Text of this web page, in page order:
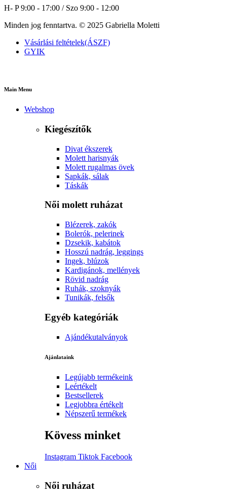
H- P 9:00 - 17:00 / Szo 9:00 - 12:00
Minden jog fenntartva. © 2025 Gabriella Moletti
Vásárlási feltételek(ÁSZF)
GYIK
Main Menu
Webshop
Kiegészítők
Divat ékszerek
Molett harisnyák
Molett rugalmas övek
Sapkák, sálak
Táskák
Női molett ruházat
Blézerek, zakók
Bolerók, pelerinek
Dzsekik, kabátok
Hosszú nadrág, leggings
Ingek, blúzok
Kardigánok, mellények
Rövid nadrág
Ruhák, szoknyák
Tunikák, felsők
Egyéb kategóriák
Ajándékutalványok
Ajánlataink
Legújabb termékeink
Leértékelt
Bestsellerek
Legjobbra értékelt
Népszerű termékek
Kövess minket
Instagram Tiktok Facebook
Női
Női ruházat